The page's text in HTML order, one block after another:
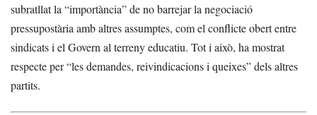
subratllat la “importància” de no barrejar la negociació
pressupostària amb altres assumptes, com el conflicte obert entre
sindicats i el Govern al terreny educatiu. Tot i això, ha mostrat
respecte per “les demandes, reivindicacions i queixes” dels altres
partits.